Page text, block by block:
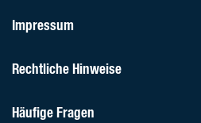
Impressum
Rechtliche Hinweise
Häufige Fragen